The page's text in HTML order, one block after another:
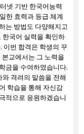
넷 기반 한국어능력
한 효력과 등급 체계
는 방법도 다양해지고
국어 실력을 확인하
이번 합격은 학생의 꾸
교에서는 그 노력을
금을 수여하였습니다.
격려의 말씀을 전해
학습을 통해 자신감
적으로 응원하겠습니